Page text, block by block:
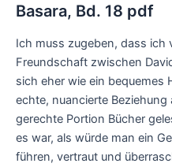
Basara, Bd. 18 pdf
Ich muss zugeben, dass ich
Freundschaft zwischen
sich eher wie ein bequemes
echte, nuancierte
gerechte Portion Bücher
es war, als würde man ein
führen, vertraut und